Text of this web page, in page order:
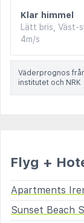
Klar himmel
Lätt bris, Väst-
4m/s
Väderprognos
institutet och NRK
Flyg +
Apartments
Sunset Beach